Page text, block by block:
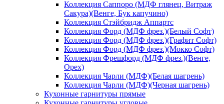
Коллекция Саппоро (МДФ глянец, Витраж
Сакура)(Венге, Бук капучино)
Коллекция Стэйбридж Аппартс
Коллекция Форд (МДФ фрез.)(Белый Софт)
Коллекция Форд (МДФ фрез.)(Графит Софт)
Коллекция Форд (МДФ фрез.)(Мокко Софт)
Коллекция Фрешфорд (МДФ фрез.)(Венге,
Орех)
Коллекция Чарли (МДФ)(Белая шагрень)
Коллекция Чарли (МДФ)(Черная шагрень)
Кухонные гарнитуры прямые